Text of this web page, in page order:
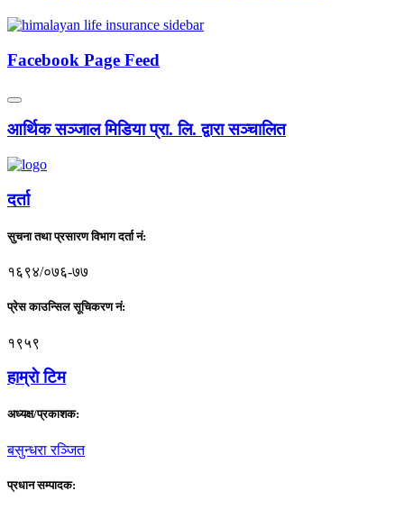
Facebook Page Feed
आर्थिक सञ्जाल मिडिया प्रा. लि. द्वारा सञ्चालित
दर्ता
सुचना तथा प्रसारण विभाग दर्ता नं:
१६९४/०७६-७७
प्रेस काउन्सिल सूचिकरण नं:
१९५९
हाम्राे टिम
अध्यक्ष/प्रकाशक:
बसुन्धरा रञ्जित
प्रधान सम्पादक: